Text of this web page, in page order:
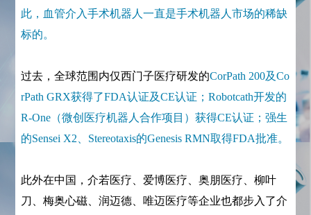
此，血管介入手术机器人一直是手术机器人市场的稀缺
标的。
过去，全球范围内仅西门子医疗研发的CorPath 200及Co
rPath GRX获得了FDA认证及CE认证；Robotcath开发的
R-One（微创医疗机器人合作项目）获得CE认证；强生
的Sensei X2、Stereotaxis的Genesis RMN取得FDA批准。
此外在中国，介若医疗、爱博医疗、奥朋医疗、柳叶
刀、梅奥心磁、润迈德、唯迈医疗等企业也都步入了介